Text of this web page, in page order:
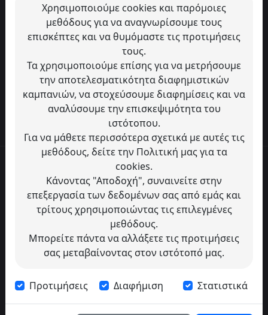
Loading...
Loading...Loading...
Εγγραφή
Πατώντας «Εγγραφή» αποδέχεσαι τουςόρους χρήσης
Λεωφ. Κωνσταντίνου Καραμανλή 67, Αθήνα,
2102400514
info@dimitriadiselectro.gr
Χρησιμοποιούμε cookies και παρόμοιες
μεθόδους για να αναγνωρίσουμε τους
επισκέπτες και να θυμόμαστε τις προτιμήσεις
τους.
Τα χρησιμοποιούμε επίσης για να μετρήσουμε
την αποτελεσματικότητα διαφημιστικών
καμπανιών, να στοχεύσουμε διαφημίσεις και να
αναλύσουμε την επισκεψιμότητα του
ιστότοπου.
Για να μάθετε περισσότερα σχετικά με αυτές τις
μεθόδους, δείτε την Πολιτική μας για τα
cookies.
Κάνοντας "Αποδοχή", συναινείτε στην
επεξεργασία των δεδομένων σας από εμάς και
τρίτους χρησιμοποιώντας τις επιλεγμένες
μεθόδους.
Μπορείτε πάντα να αλλάξετε τις προτιμήσεις
σας μεταβαίνοντας στον ιστότοπό μας.
Προτιμήσεις Διαφήμιση Στατιστικά